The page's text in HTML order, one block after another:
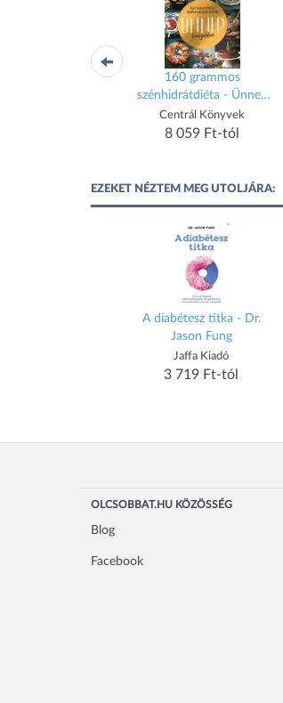
160 grammos
szénhidrátdiéta - Ünnep
könnyebben
Centrál Könyvek
8 059 Ft-tól
EZEKET NÉZTEM MEG UTOLJÁRA:
A diabétesz titka - Dr.
Jason Fung
Jaffa Kiadó
3 719 Ft-tól
OLCSOBBAT.HU KÖZÖSSÉG
Blog
Facebook